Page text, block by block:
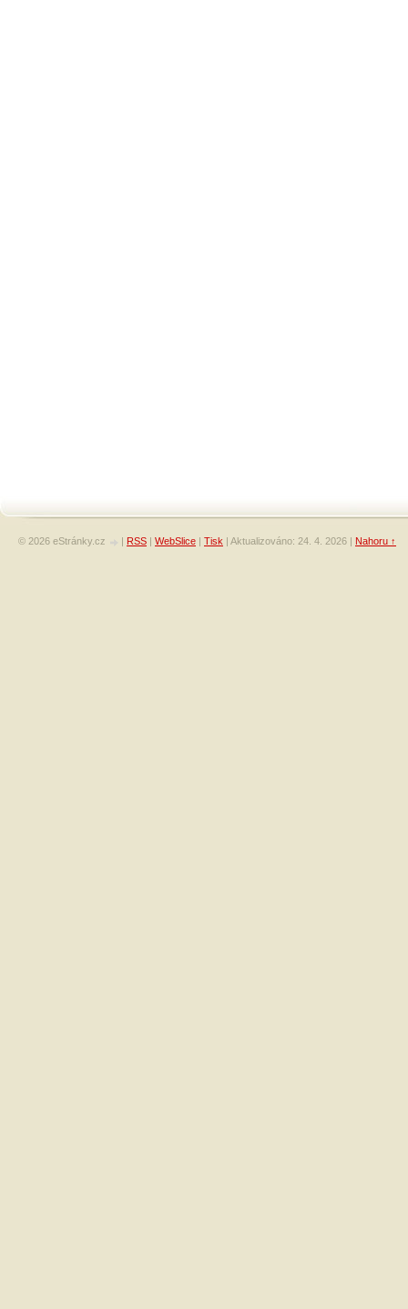
© 2026 eStránky.cz | RSS | WebSlice | Tisk | Aktualizováno: 24. 4. 2026 | Nahoru ↑